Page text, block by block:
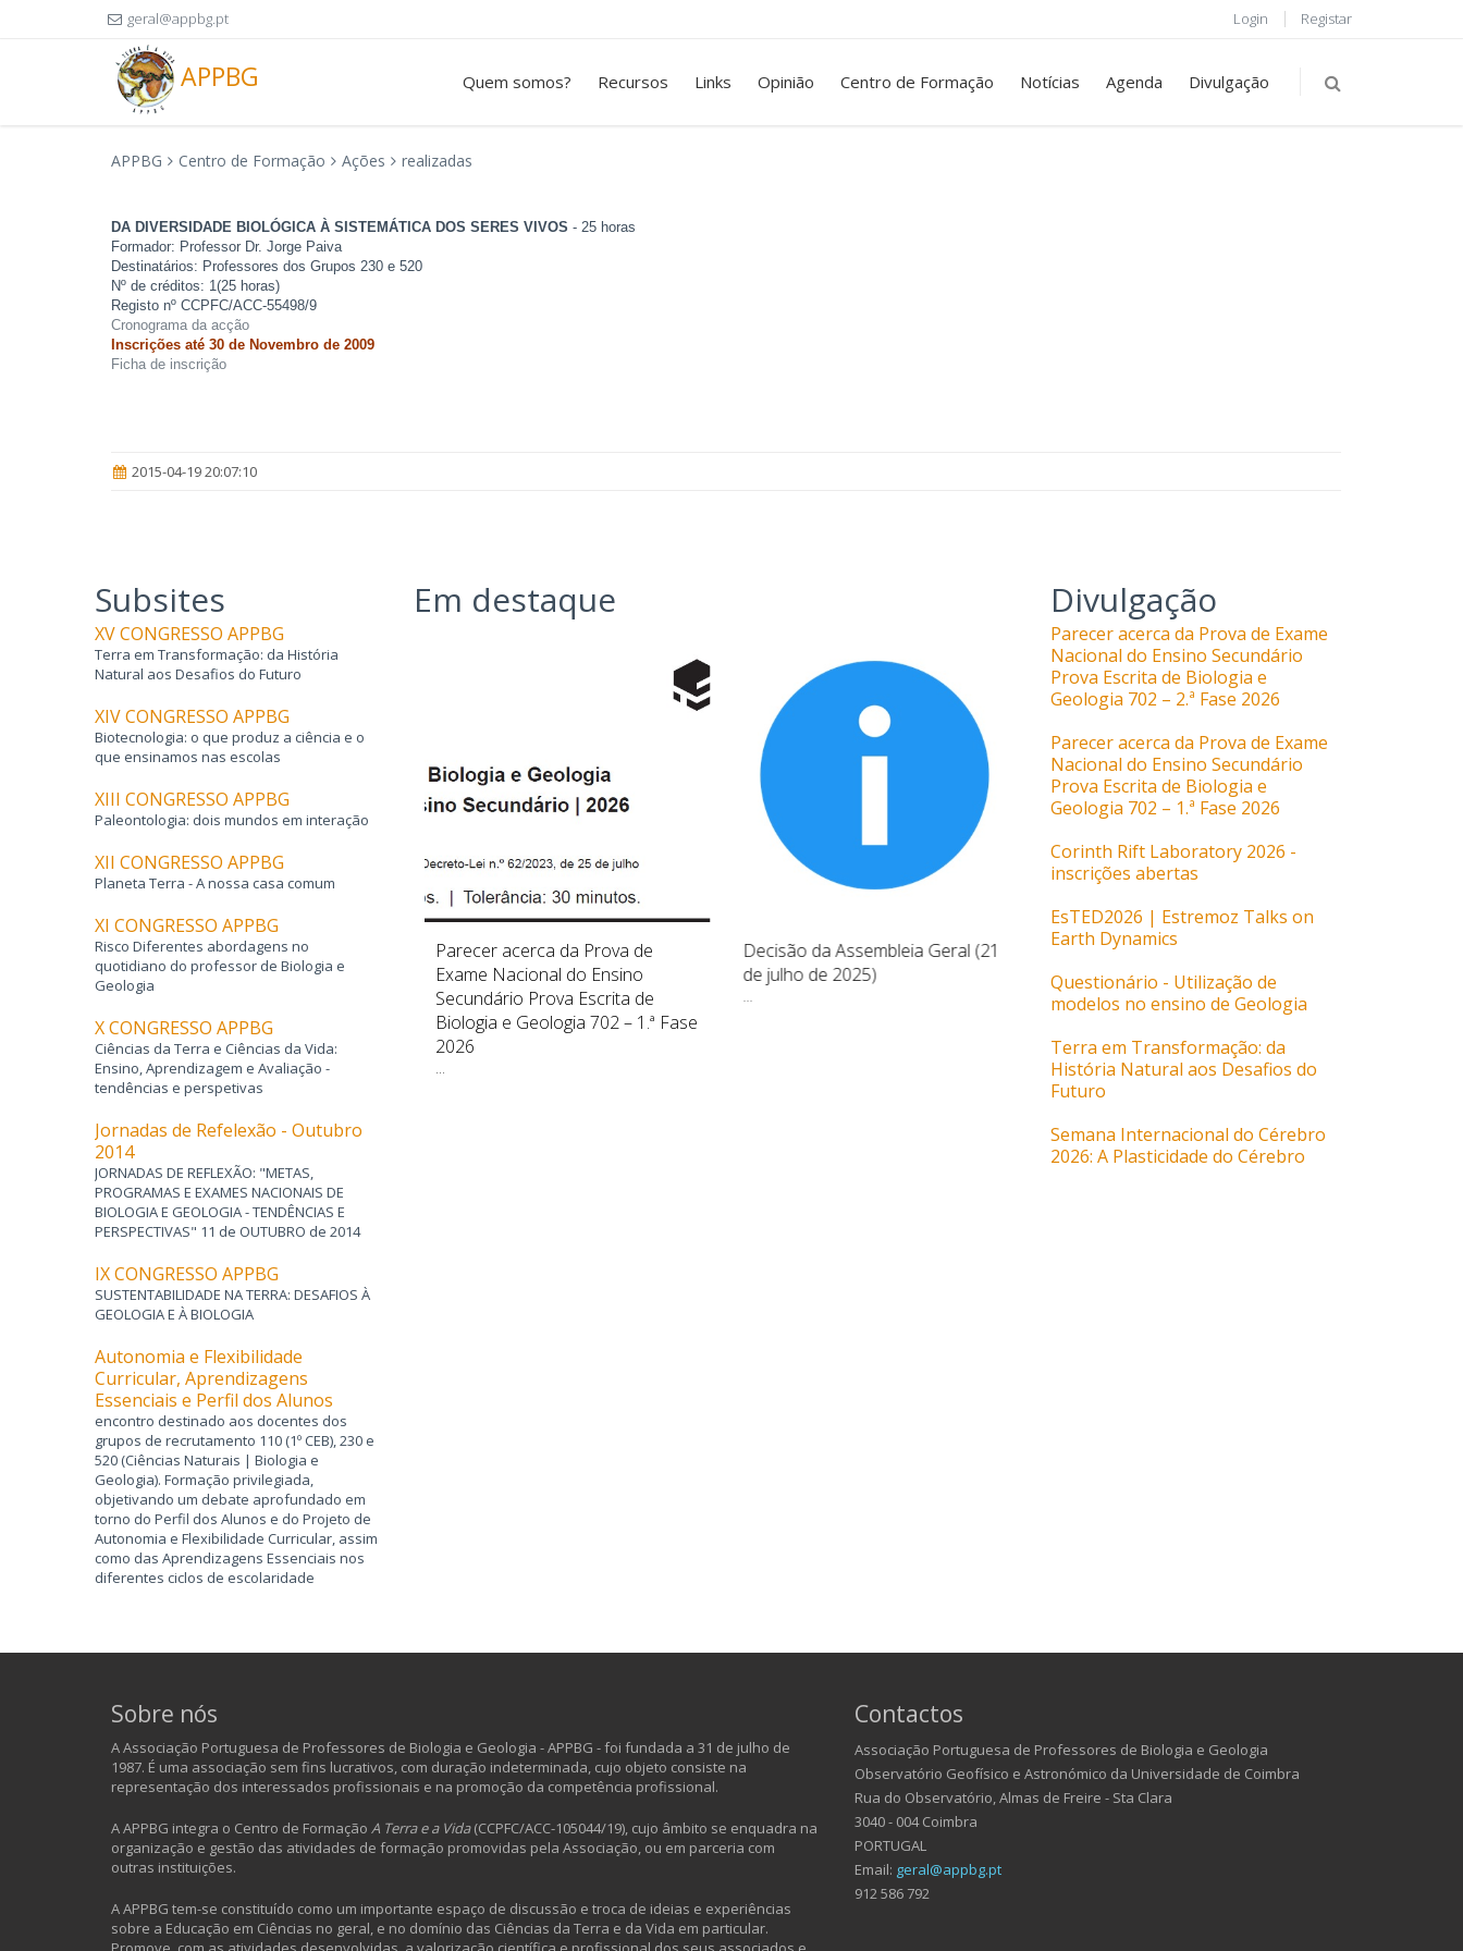
geral@appbg.pt Login Registar
APPBG Quem somos? Recursos Links Opinião Centro de Formação Notícias Agenda Divulgação
APPBG Centro de Formação Ações realizadas
DA DIVERSIDADE BIOLÓGICA À SISTEMÁTICA DOS SERES VIVOS - 25 horas
Formador: Professor Dr. Jorge Paiva
Destinatários: Professores dos Grupos 230 e 520
Nº de créditos: 1(25 horas)
Registo nº CCPFC/ACC-55498/9
Cronograma da acção
Inscrições até 30 de Novembro de 2009
Ficha de inscrição
2015-04-19 20:07:10
Subsites
XV CONGRESSO APPBG
Terra em Transformação: da História
Natural aos Desafios do Futuro
XIV CONGRESSO APPBG
Biotecnologia: o que produz a ciência e o
que ensinamos nas escolas
XIII CONGRESSO APPBG
Paleontologia: dois mundos em interação
XII CONGRESSO APPBG
Planeta Terra - A nossa casa comum
XI CONGRESSO APPBG
Risco Diferentes abordagens no
quotidiano do professor de Biologia e
Geologia
X CONGRESSO APPBG
Ciências da Terra e Ciências da Vida:
Ensino, Aprendizagem e Avaliação -
tendências e perspetivas
Jornadas de Refelexão - Outubro
2014
JORNADAS DE REFLEXÃO: "METAS,
PROGRAMAS E EXAMES NACIONAIS DE
BIOLOGIA E GEOLOGIA - TENDÊNCIAS E
PERSPECTIVAS" 11 de OUTUBRO de 2014
IX CONGRESSO APPBG
SUSTENTABILIDADE NA TERRA: DESAFIOS À
GEOLOGIA E À BIOLOGIA
Autonomia e Flexibilidade
Curricular, Aprendizagens
Essenciais e Perfil dos Alunos
encontro destinado aos docentes dos
grupos de recrutamento 110 (1º CEB), 230 e
520 (Ciências Naturais | Biologia e
Geologia). Formação privilegiada,
objetivando um debate aprofundado em
torno do Perfil dos Alunos e do Projeto de
Autonomia e Flexibilidade Curricular, assim
como das Aprendizagens Essenciais nos
diferentes ciclos de escolaridade
Em destaque
Parecer acerca da Prova de
Exame Nacional do Ensino
Secundário Prova Escrita de
Biologia e Geologia 702 – 2.ª Fase
2026
...
Parecer acerca da Prova de
Exame Nacional do Ensino
Secundário Prova Escrita de
Biologia e Geologia 702 – 1.ª Fase
2026
...
Decisão da Assembleia Geral (21
de julho de 2025)
...
Resposta da APPBG ao Grupo de
Trabalho criado pelo Ministro da
Educação e pelo Secretário de
(MCTES)
...
Divulgação
Parecer acerca da Prova de Exame
Nacional do Ensino Secundário
Prova Escrita de Biologia e
Geologia 702 – 2.ª Fase 2026
Parecer acerca da Prova de Exame
Nacional do Ensino Secundário
Prova Escrita de Biologia e
Geologia 702 – 1.ª Fase 2026
Corinth Rift Laboratory 2026 -
inscrições abertas
EsTED2026 | Estremoz Talks on
Earth Dynamics
Questionário - Utilização de
modelos no ensino de Geologia
Terra em Transformação: da
História Natural aos Desafios do
Futuro
Semana Internacional do Cérebro
2026: A Plasticidade do Cérebro
Sobre nós
A Associação Portuguesa de Professores de Biologia e Geologia - APPBG - foi fundada a 31 de julho de
1987. É uma associação sem fins lucrativos, com duração indeterminada, cujo objeto consiste na
representação dos interessados profissionais e na promoção da competência profissional.
A APPBG integra o Centro de Formação A Terra e a Vida(CCPFC/ACC-105044/19), cujo âmbito se enquadra na
organização e gestão das atividades de formação promovidas pela Associação, ou em parceria com
outras instituições.
A APPBG tem-se constituído como um importante espaço de discussão e troca de ideias e experiências
sobre a Educação em Ciências no geral, e no domínio das Ciências da Terra e da Vida em particular.
Contactos
Associação Portuguesa de Professores de Biologia e Geologia
Observatório Geofísico e Astronómico da Universidade de Coimbra
Rua do Observatório, Almas de Freire - Sta Clara
3040 - 004 Coimbra
PORTUGAL
Email: geral@appbg.pt
912 586 792